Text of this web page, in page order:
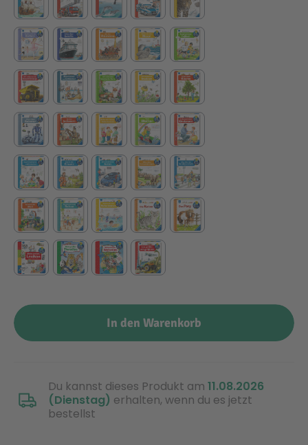
Speed Champions
Star Wars™
Super Mario
Technic
Aktion
Seltene Artikel
LEGO® Blumen
Wiltopia
Aktion
Cars
Spiel-Ei
In den Warenkorb
Du kannst dieses Produkt am 11.08.2026
(Dienstag) erhalten, wenn du es jetzt
bestellst